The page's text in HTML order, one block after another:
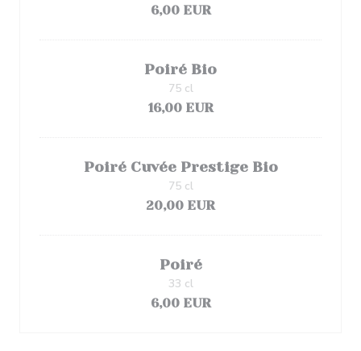
6,00 EUR
Poiré Bio
16,00 EUR
75 cl
Poiré Cuvée Prestige Bio
20,00 EUR
75 cl
Poiré
6,00 EUR
33 cl